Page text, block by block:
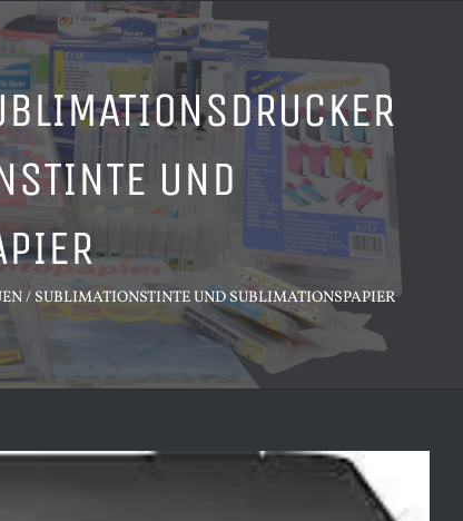
UND
/ SUBLIMATIONSTINTE UND SUBLIMATIONSPAPIER